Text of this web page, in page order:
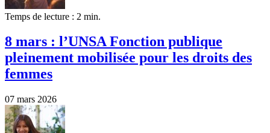
Temps de lecture : 2 min.
8 mars : l’UNSA Fonction publique
pleinement mobilisée pour les droits des
femmes
07 mars 2026